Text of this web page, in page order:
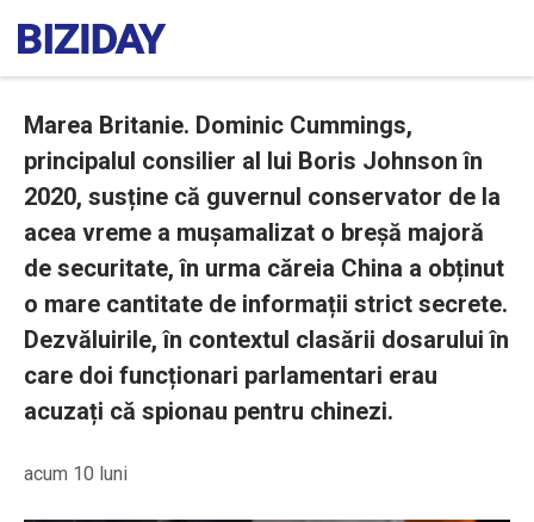
Marea Britanie. Dominic Cummings,
principalul consilier al lui Boris Johnson în
2020, susține că guvernul conservator de la
acea vreme a mușamalizat o breșă majoră
de securitate, în urma căreia China a obținut
o mare cantitate de informații strict secrete.
Dezvăluirile, în contextul clasării dosarului în
care doi funcționari parlamentari erau
acuzați că spionau pentru chinezi.
acum 10 luni